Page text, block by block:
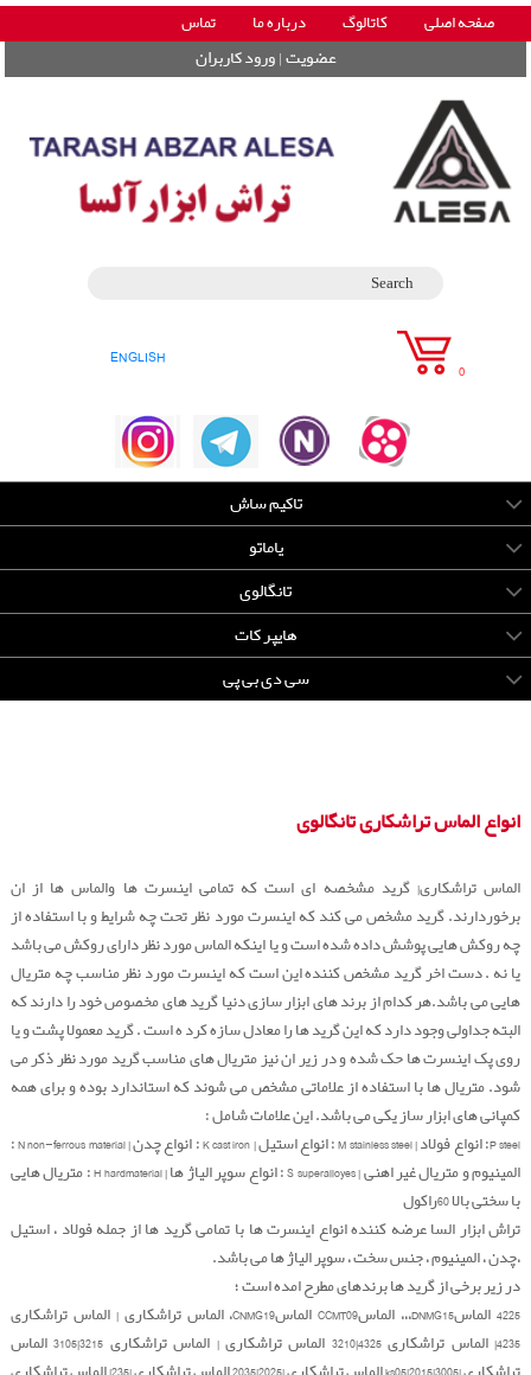
صفحه اصلی کاتالوگ درباره ما تماس
عضویت|ورود کاربران
ENGLISH 0
تاکیم ساش
یاماتو
تانگالوی
هایپر کات
سی دی بی پی
انواع الماس تراشکاری تانگالوی
الماس تراشکاری| گرید مشخصه ای است که تمامی اینسرت ها والماس ها از ان
برخوردارند. گرید مشخص می کند که اینسرت مورد نظر تحت چه شرایط و با استفاده از
چه روکش هایی پوشش داده شده است و یا اینکه الماس مورد نظر دارای روکش می باشد
یا نه . دست اخر گرید مشخص کننده این است که اینسرت مورد نظر مناسب چه متریال
هایی می باشد.هر کدام از برند های ابزار سازی دنیا گرید های مخصوص خود را دارند که
البته جداولی وجود دارد که این گرید ها را معادل سازه کرد ه است . گرید معمولا پشت و یا
روی پک اینسرت ها حک شده و در زیر ان نیز متریال های مناسب گرید مورد نظر ذکر می
شود. متریال ها با استفاده از علاماتی مشخص می شوند که استاندارد بوده و برای همه
کمپانی های ابزار ساز یکی می باشد. این علامات شامل :
P steel: انواع فولاد | M stainless steel : انواع استیل | K cast iron : انواع چدن | N non-ferrous material :
المینیوم و متریال غیر اهنی | S superalloyes : انواع سوپر الیاژ ها | H hardmaterial : متریال هایی
با سختی بالا 60راکول
تراش ابزار السا عرضه کننده انواع اینسرت ها با تمامی گرید ها از جمله فولاد ، استیل
،چدن ، المینیوم ، جنس سخت ، سوپر الیاژ ها می باشد.
در زیر برخی از گرید ها برندهای مطرح امده است ؛
4225 الماسDNMG15،،، الماسCCMT09 الماسCNMG19، الماس تراشکاری | الماس تراشکاری
4235| الماس تراشکاری 4325|3210 الماس تراشکاری | الماس تراشکاری 3215|3105 الماس